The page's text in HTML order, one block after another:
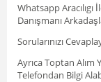
Whatsapp Aracılıgı
Danışmanı
Sorularınızı
Ayrıca Toptan Alım
Telefondan Bilgi